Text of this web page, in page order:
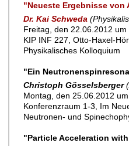
"Neueste Ergebnisse von
Dr. Kai Schweda
Freitag, den 22.06.2012
KIP INF 227, Otto-Haxel-
Physikalisches Kolloquium
"Ein
Christoph Gösselsberger
Montag, den 25.06.2012
Konferenzraum 1-3, Im
Neutronen- und
"Particle Acceleration